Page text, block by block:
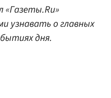
«Газеты.Ru»
узнавать о главных
дня.